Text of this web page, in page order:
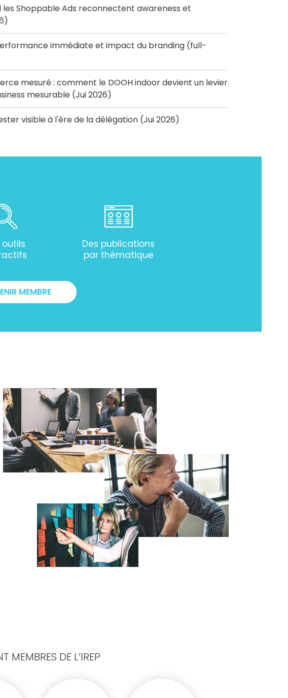
les Shoppable Ads reconnectent awareness et
immédiate et impact du branding (full-
mesuré : comment le DOOH indoor devient un levier
mesurable (Jui 2026)
visible à l'ère de la délégation (Jui 2026)
outils
Des publications
par thématique
MEMBRE
MEMBRES DE L’IREP